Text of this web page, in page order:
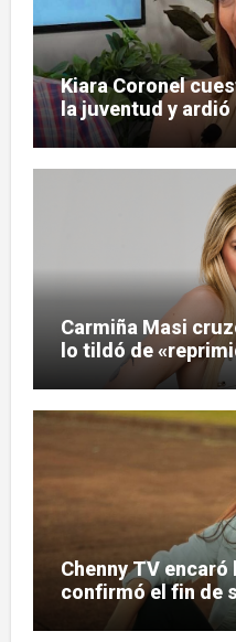
Kiara Coronel
la juventud y ardió
Carmiña Masi
lo tildó de
Chenny TV
confirmó el fin de